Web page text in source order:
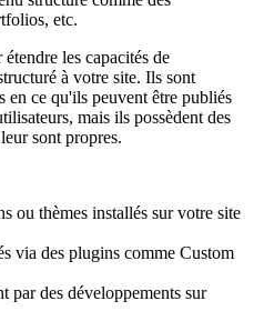
etc.
les capacités de
à votre site. Ils sont
en ce qu'ils peuvent être publiés
mais ils possèdent des
sont propres.
ou thèmes installés sur votre site
via des plugins comme Custom
par des développements sur